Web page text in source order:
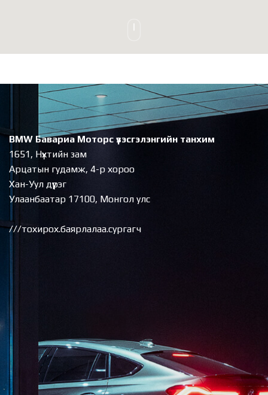
BMW Бавариа Моторс үзэсгэлэнгийн танхим
1651, Нүхтийн зам
Арцатын гудамж, 4-р хороо
Хан-Уул дүүрэг
Улаанбаатар 17100, Монгол улс
///тохирох.баярлалаа.сургагч